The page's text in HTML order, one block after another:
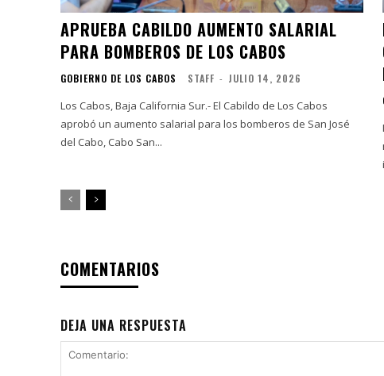
APRUEBA CABILDO AUMENTO SALARIAL
PARA BOMBEROS DE LOS CABOS
GOBIERNO DE LOS CABOS STAFF - JULIO 14, 2026
Los Cabos, Baja California Sur.- El Cabildo de Los Cabos
aprobó un aumento salarial para los bomberos de San José
del Cabo, Cabo San...
COMENTARIOS
DEJA UNA RESPUESTA